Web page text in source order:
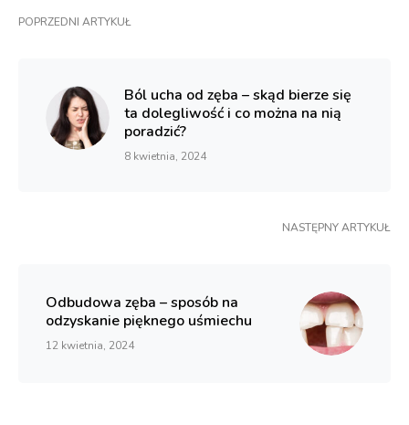
POPRZEDNI ARTYKUŁ
Ból ucha od zęba – skąd bierze się
ta dolegliwość i co można na nią
poradzić?
8 kwietnia, 2024
NASTĘPNY ARTYKUŁ
Odbudowa zęba – sposób na
odzyskanie pięknego uśmiechu
12 kwietnia, 2024